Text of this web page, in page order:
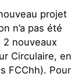
projet
n’a pas été
2 nouveaux
Circulaire, en
FCChh). Pour